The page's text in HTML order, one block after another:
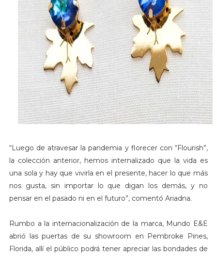
“Luego de atravesar la pandemia y florecer con “Flourish”,
la colección anterior, hemos internalizado que la vida es
una sola y hay que vivirla en el presente, hacer lo que más
nos gusta, sin importar lo que digan los demás, y no
pensar en el pasado ni en el futuro”, comentó Ariadna.
Rumbo a la internacionalización de la marca, Mundo E&E
abrió las puertas de su showroom en Pembroke Pines,
Florida, allí el público podrá tener apreciar las bondades de